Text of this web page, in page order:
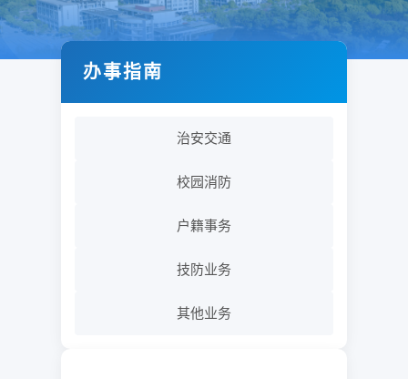
办事指南
治安交通
校园消防
户籍事务
技防业务
其他业务